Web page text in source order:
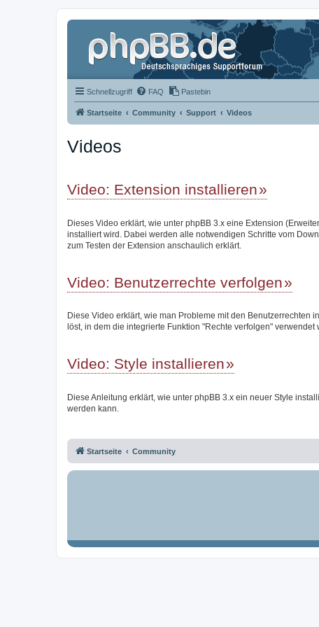
Schnellzugriff FAQ Pastebin
Startseite Community Support Videos
Videos
Video: Extension installieren
Dieses Video erklärt, wie unter phpBB 3.x eine Extension
installiert wird. Dabei werden alle notwendigen Schritte vom
zum Testen der Extension anschaulich erklärt.
Video: Benutzerrechte verfolgen
Diese Video erklärt, wie man Probleme mit den Benutzerrechten
löst, in dem die integrierte Funktion "Rechte verfolgen" verwendet
Video: Style installieren
Diese Anleitung erklärt, wie unter phpBB 3.x ein neuer Style
werden kann.
Startseite Community